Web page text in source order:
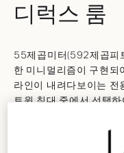
디럭스 룸
55제곱미터(592제곱피
한 미니멀리즘이 구현되
라인이 내려다보이는 전
트윈 침대 중에서 선택
입니다. 주니어 스위트
지낼 수 있는 더 넓은 공